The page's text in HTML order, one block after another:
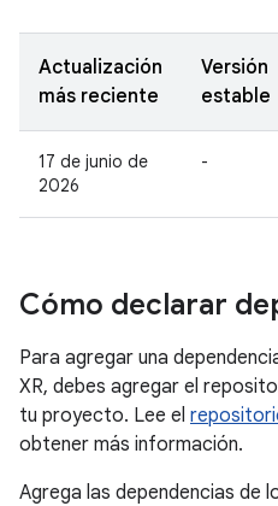
Actualización
más reciente
Versión
estable
17 de junio de
2026
-
Cómo declarar
Para agregar una
XR, debes agregar el
tu proyecto. Lee el
obtener más información.
Agrega las dependencias